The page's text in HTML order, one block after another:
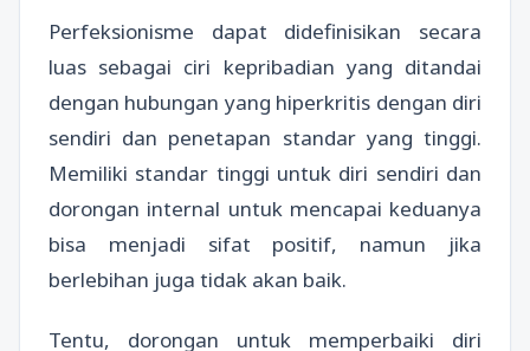
Perfeksionisme dapat didefinisikan secara
luas sebagai ciri kepribadian yang ditandai
dengan hubungan yang hiperkritis dengan diri
sendiri dan penetapan standar yang tinggi.
Memiliki standar tinggi untuk diri sendiri dan
dorongan internal untuk mencapai keduanya
bisa menjadi sifat positif, namun jika
berlebihan juga tidak akan baik.
Tentu, dorongan untuk memperbaiki diri